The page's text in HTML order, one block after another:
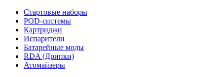
Стартовые наборы
POD-системы
Картриджи
Испарители
Батарейные моды
RDA (Дрипки)
Атомайзеры